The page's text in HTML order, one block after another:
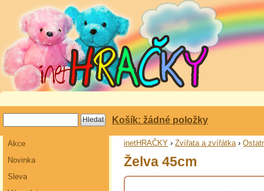
Košík: žádné položky
Akce
Novinka
Sleva
inetHRAČKY › Zvířata a zvířátka›
Želva 45cm